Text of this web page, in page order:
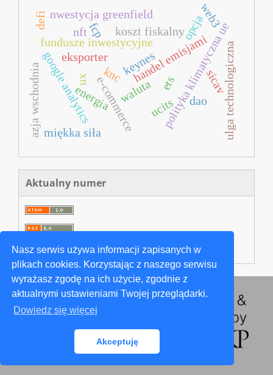
Nasz serwis używa informacji zapisanych w
plikach cookies. Korzystając z naszego serwisu
wyrażasz zgodę na ich użycie, zgodnie z
aktualnymi ustawieniami Twojej przeglądarki.
Dowiedz się więcej
Akceptuję
fundusze inwestycyjne
eksporter
ux e‐commerce
google analytics handel emisjami
ets
polityka klimatyczna ue
ulga technologiczna
koszt fiskalnyopcja
nft
waluta
ucits
sicav
fcp
nwestycja greenfield
dao
keynes
knc
energia
defi
miękka siła
web3
azja wschodnia
Aktualny numer